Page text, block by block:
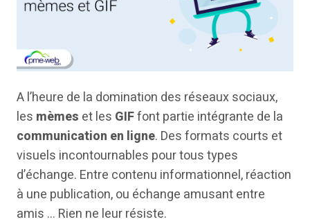
A l’heure de la domination des réseaux sociaux,
les mèmes et les GIFfont partie intégrante de la
communication en ligne. Des formats courts et
visuels incontournables pour tous types
d’échange. Entre contenu informationnel, réaction
à une publication, ou échange amusant entre
amis … Rien ne leur résiste.